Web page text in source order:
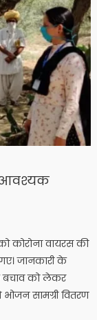
आवश्यक
कोरोना वायरस की
जानकारी के
बचाव को लेकर
सामग्री वितरण